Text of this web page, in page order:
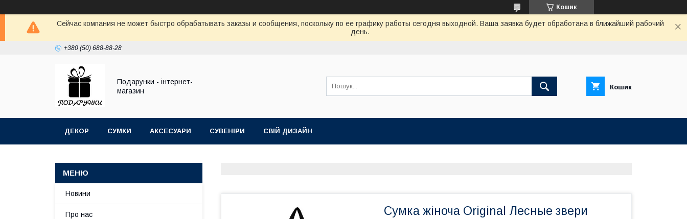
Кошик
Сейчас компания не может быстро обрабатывать заказы и сообщения, поскольку по ее графику работы сегодня выходной. Ваша заявка будет обработана в ближайший рабочий
день.
+380 (50) 688-88-28
Подарунки - інтернет-
магазин
Кошик
ДЕКОР СУМКИ АКСЕСУАРИ СУВЕНІРИ СВІЙ ДИЗАЙН
Сумка жіноча Original Лесные звери
Новини
Про нас